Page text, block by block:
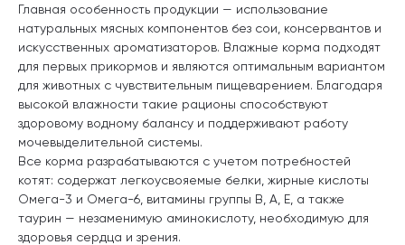
Главная особенность продукции — использование
натуральных мясных компонентов без сои, консервантов и
искусственных ароматизаторов. Влажные корма подходят
для первых прикормов и являются оптимальным вариантом
для животных с чувствительным пищеварением. Благодаря
высокой влажности такие рационы способствуют
здоровому водному балансу и поддерживают работу
мочевыделительной системы.
Все корма разрабатываются с учетом потребностей
котят: содержат легкоусвояемые белки, жирные кислоты
Омега-3 и Омега-6, витамины группы B, A, E, а также
таурин — незаменимую аминокислоту, необходимую для
здоровья сердца и зрения.